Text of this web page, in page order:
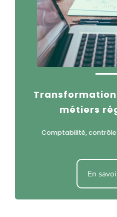
métiers
Comptabilité,
En